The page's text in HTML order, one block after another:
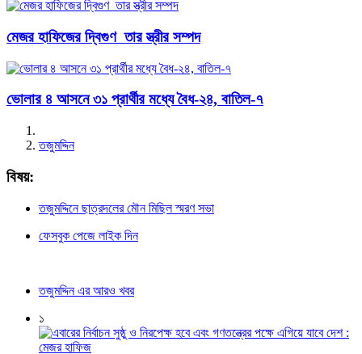
মেজর হাফিজের দ্বিগুণ তার স্ত্রীর সম্পদ
ভোলার ৪ আসনে ৩১ প্রার্থীর মধ্যে বৈধ-২৪, বাতিল-৭
তজুমদ্দিন
বিষয়:
তজুমদ্দিনে ছাত্রদলের মৌন মিছিল স্মরণ সভা
ফেসবুক পেজে লাইক দিন
তজুমদ্দিন এর আরও খবর
১